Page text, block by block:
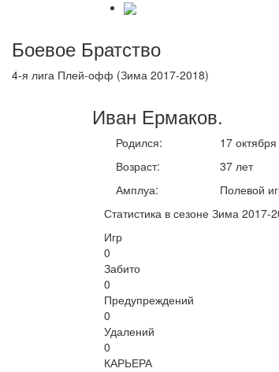
Боевое Братство
4-я лига Плей-офф (Зима 2017-2018)
Иван Ермаков.
Родился:
Возраст:
Амплуа:
17
37 лет
Полевой
Статистика в сезоне Зима 2017-
Игр
0
Забито
0
Предупреждений
0
Удалений
0
КАРЬЕРА